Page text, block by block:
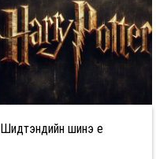
Шидтэнүүдийн шинэ үе